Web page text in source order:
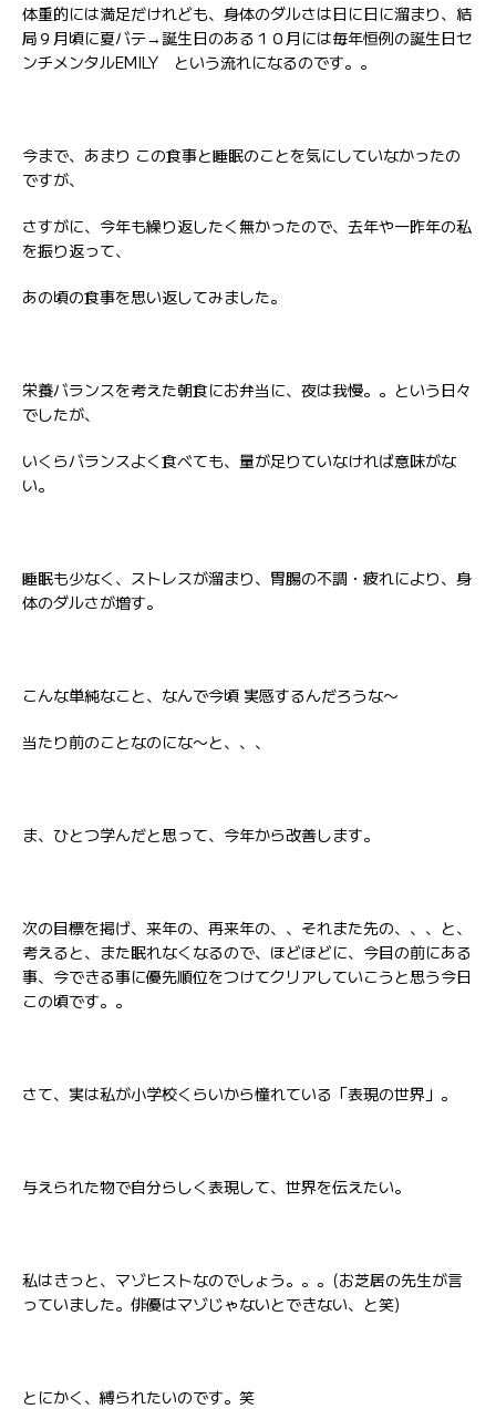
体重的には満足だけれども、身体のダルさは日に日に溜まり、結
局９月頃に夏バテ→誕生日のある１０月には毎年恒例の誕生日セ
ンチメンタルEMILY という流れになるのです。。
今まで、あまり この食事と睡眠のことを気にしていなかったの
ですが、
さすがに、今年も繰り返したく無かったので、去年や一昨年の私
を振り返って、
あの頃の食事を思い返してみました。
栄養バランスを考えた朝食にお弁当に、夜は我慢。。という日々
でしたが、
いくらバランスよく食べても、量が足りていなければ意味がな
い。
睡眠も少なく、ストレスが溜まり、胃腸の不調・疲れにより、身
体のダルさが増す。
こんな単純なこと、なんで今頃 実感するんだろうな〜
当たり前のことなのにな〜と、、、
ま、ひとつ学んだと思って、今年から改善します。
次の目標を掲げ、来年の、再来年の、、それまた先の、、、と、
考えると、また眠れなくなるので、ほどほどに、今目の前にある
事、今できる事に優先順位をつけてクリアしていこうと思う今日
この頃です。。
さて、実は私が小学校くらいから憧れている「表現の世界」。
与えられた物で自分らしく表現して、世界を伝えたい。
私はきっと、マゾヒストなのでしょう。。。(お芝居の先生が言
っていました。俳優はマゾじゃないとできない、と笑)
とにかく、縛られたいのです。笑